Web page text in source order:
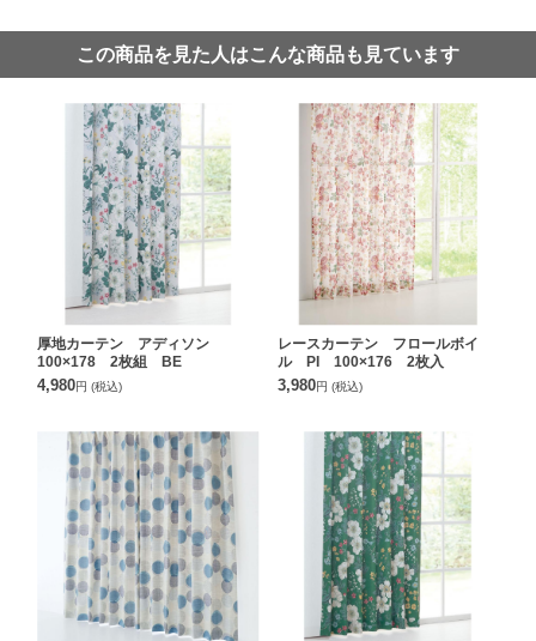
この商品を見た人はこんな商品も見ています
厚地カーテン アディソン
100×178 2枚組 BE
4,980円 (税込)
レースカーテン フロールボイ
ル PI 100×176 2枚入
3,980円 (税込)